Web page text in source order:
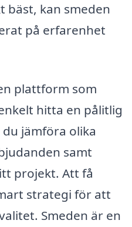
bäst, kan smeden
på erfarenhet
plattform som
hitta en pålitlig
jämföra olika
samt
projekt. Att få
strategi för att
Smeden är en